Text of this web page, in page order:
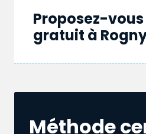
Proposez-
gratuit à
Méthode